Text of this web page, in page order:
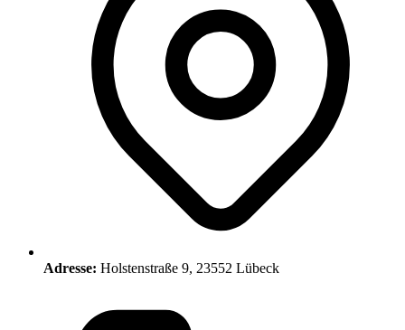
Adresse: Holstenstraße 9, 23552 Lübeck